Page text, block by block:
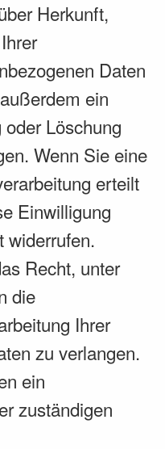
Herkunft,
Daten
ein
Löschung
Wenn Sie eine
erteilt
Einwilligung
widerrufen.
Recht, unter
die
Ihrer
zu verlangen.
ein
zuständigen